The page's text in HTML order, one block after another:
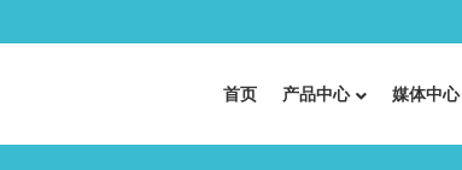
首页 产品中心 媒体中心